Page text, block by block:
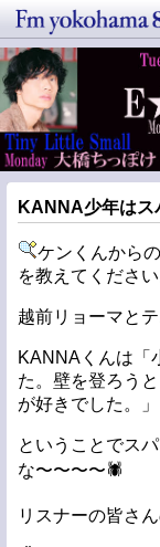
KANNA少年はス
ケンくんから
を教えてくださ
越前リョーマと
KANNAくんは「
た。壁を登ろう
が好きでした。」
ということでス
な〜〜〜〜🕷️
リスナーの皆さ